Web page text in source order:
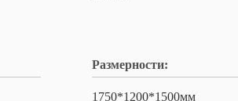
Размерности:
1750*1200*1500мм